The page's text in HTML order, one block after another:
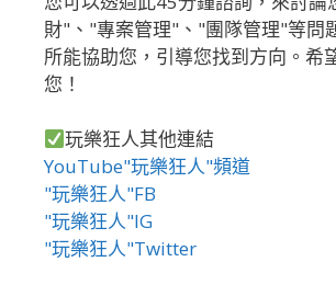
財"、"專案管理"、"團隊管理"等問
所能協助您，引導您找到方向。希
您！
玩樂狂人其他連結
YouTube"玩樂狂人"頻道
"玩樂狂人"FB
"玩樂狂人"IG
"玩樂狂人"Twitter